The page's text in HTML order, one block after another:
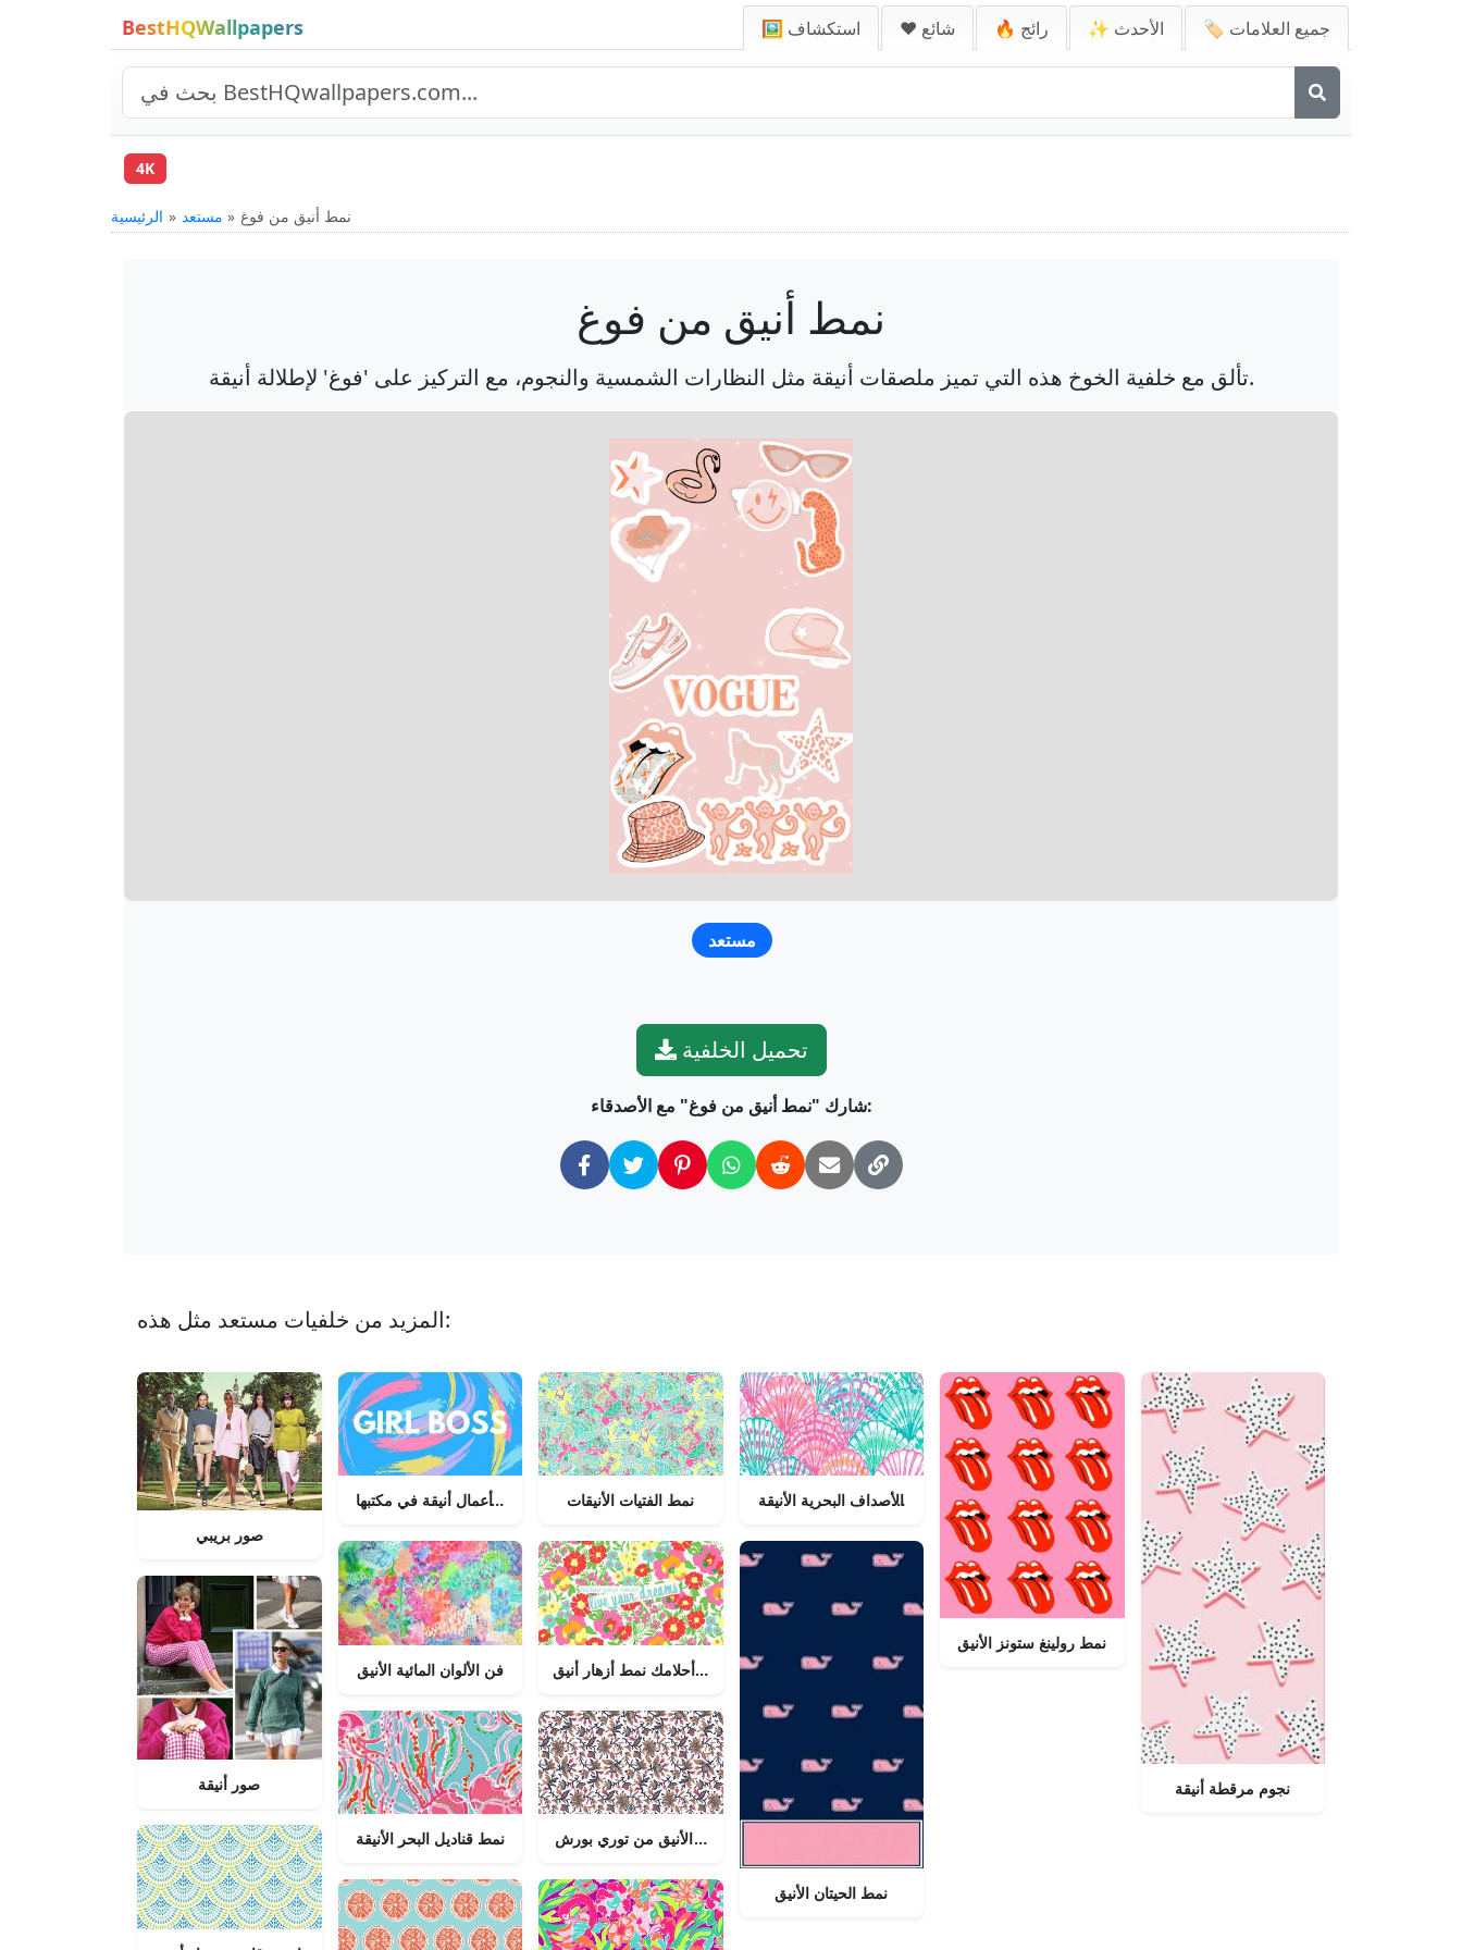
BestHQWallpapers 🖼️ استكشاف ❤️ شائع 🔥 رائج ✨ الأحدث 🏷️ جميع العلامات
4K
الرئيسية مستعد نمط أنيق من فوغ
نمط أنيق من فوغ
تألق مع خلفية الخوخ هذه التي تميز ملصقات أنيقة مثل النظارات الشمسية والنجوم، مع التركيز على 'فوغ' لإطلالة أنيقة.
مستعد
تحميل الخلفية
شارك "نمط أنيق من فوغ" مع الأصدقاء:
المزيد من خلفيات مستعد مثل هذه:
صور بريبي
صور أنيقة
رائدة أعمال أنيقة في مكتبها
فن الألوان المائية الأنيق
نمط قناديل البحر الأنيقة
نمط الفتيات الأنيقات
عيش أحلامك نمط أزهار أنيق
نمط الأزهار الأنيق من توري بورش
نمط الأصداف البحرية الأنيقة
نمط الحيتان الأنيق
نمط رولينغ ستونز الأنيق
نجوم مرقطة أنيقة